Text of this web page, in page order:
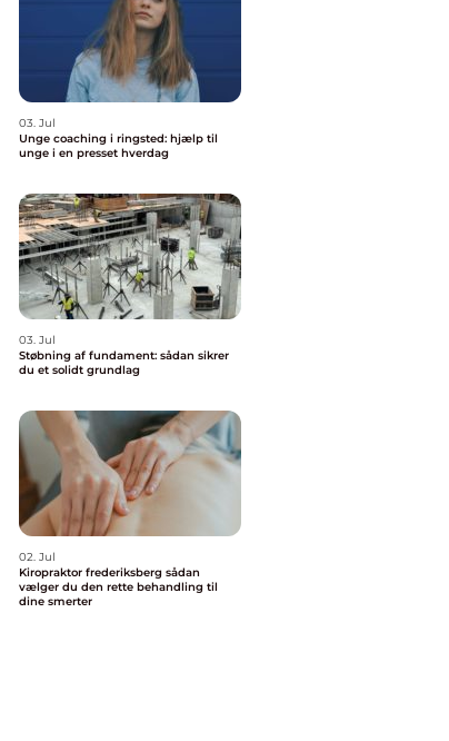
03. Jul
Unge coaching i ringsted: hjælp til
unge i en presset hverdag
03. Jul
Støbning af fundament: sådan sikrer
du et solidt grundlag
02. Jul
Kiropraktor frederiksberg sådan
vælger du den rette behandling til
dine smerter